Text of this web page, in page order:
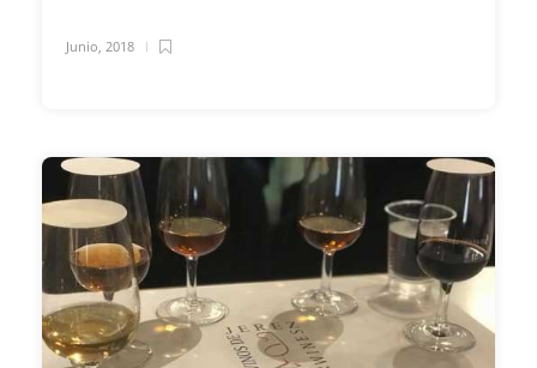
Junio, 2018